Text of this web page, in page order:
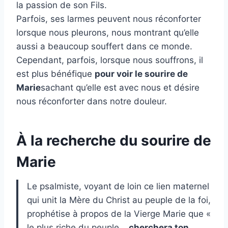
la passion de son Fils.
Parfois, ses larmes peuvent nous réconforter
lorsque nous pleurons, nous montrant qu’elle
aussi a beaucoup souffert dans ce monde.
Cependant, parfois, lorsque nous souffrons, il
est plus bénéfique pour voir le sourire de
Mariesachant qu’elle est avec nous et désire
nous réconforter dans notre douleur.
À la recherche du sourire de
Marie
Le psalmiste, voyant de loin ce lien maternel
qui unit la Mère du Christ au peuple de la foi,
prophétise à propos de la Vierge Marie que «